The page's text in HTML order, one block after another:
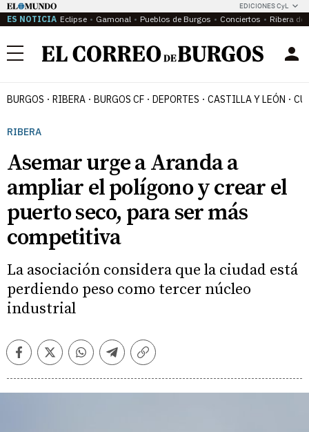
EDICIONES CyL
ES NOTICIA Eclipse Gamonal Pueblos de Burgos Conciertos Ribera del
Menú
BURGOS RIBERA BURGOS CF DEPORTES CASTILLA Y LEÓN
RIBERA
Asemar urge a Aranda a
ampliar el polígono y crear el
puerto seco, para ser más
competitiva
La asociación considera que la ciudad está
perdiendo peso como tercer núcleo
industrial
FacebookTwitterWhatsappTelegramCopiar